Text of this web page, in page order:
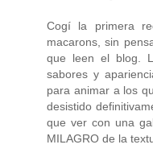
Cogí la primera
macarons, sin
que leen el blog.
sabores y
para animar a los
desistido
que ver con una
MILAGRO de la